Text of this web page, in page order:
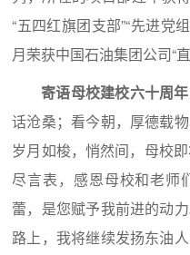
“五四红旗团支部”“先进党
月荣获中国石油集团公司“
寄语母校建校六十周年
话沧桑；看今朝，厚德载
岁月如梭，悄然间，母校
尽言表，感恩母校和老师
蕾，是您赋予我前进的动
路上，我将继续发扬东油